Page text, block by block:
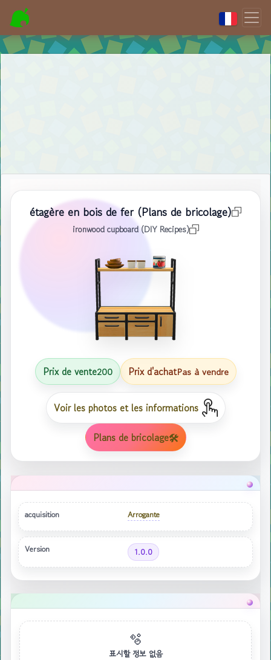
étagère en bois de fer (Plans de bricolage)
ironwood cupboard (DIY Recipes)
Prix ​​de vente200 Prix ​​d'achatPas à vendre
Voir les photos et les informations
Plans de bricolage🛠
acquisition Arrogante
Version 1.0.0
🫧
표시할 정보 없음